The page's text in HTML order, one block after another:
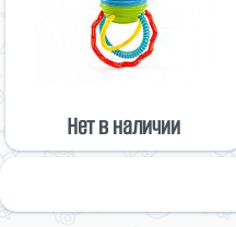
Нет в наличии